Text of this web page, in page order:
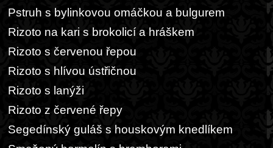
Pstruh s bylinkovou omáčkou a bulgurem
Rizoto na kari s brokolicí a hráškem
Rizoto s červenou řepou
Rizoto s hlívou ústřičnou
Rizoto s lanýži
Rizoto z červené řepy
Segedínský guláš s houskovým knedlíkem